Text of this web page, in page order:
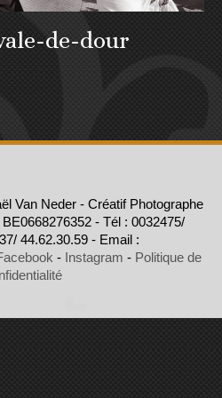
de-dour
Van Neder - Créatif Photographe
- Tél : 0032475/
44.62.30.59 - Email :
- Instagram - Politique de